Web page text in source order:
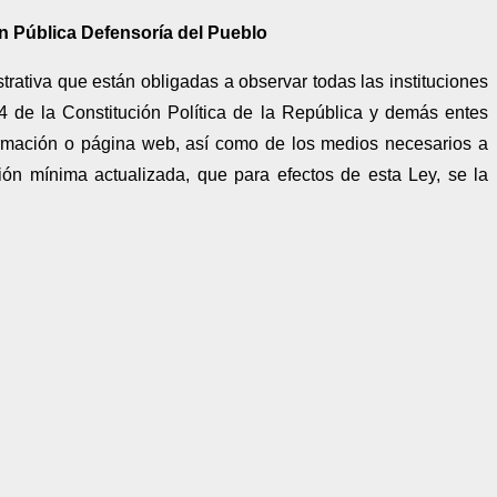
Pública Defensoría del Pueblo
que están obligadas a observar todas las instituciones
la Constitución Política de la República y demás entes
o página web, así como de los medios necesarios a
mínima actualizada, que para efectos de esta Ley, se la